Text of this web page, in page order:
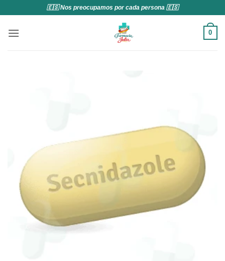
contenido
🇪🇸 Nos preocupamos por cada persona 🇪🇸
0